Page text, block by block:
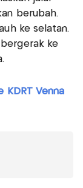
berubah.
ke selatan.
bergerak ke
KDRT Venna